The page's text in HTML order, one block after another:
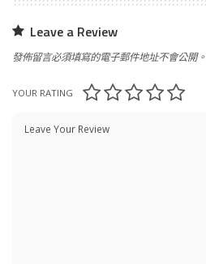
Leave a Review
發佈留言必須填寫的電子郵件地址不會公開。
YOUR RATING